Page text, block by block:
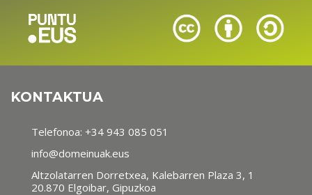
KONTAKTUA
Telefonoa: +34 943 085 051
info@domeinuak.eus
Altzolatarren Dorretxea, Kalebarren Plaza 3, 1
20.870 Elgoibar, Gipuzkoa